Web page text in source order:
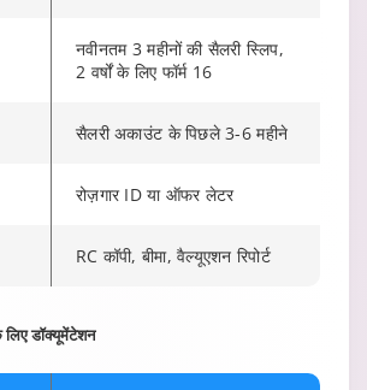
नवीनतम 3 महीनों की सैलरी स्लिप,
2 वर्षों के लिए फॉर्म 16
सैलरी अकाउंट के पिछले 3-6 महीने
रोज़गार ID या ऑफर लेटर
RC कॉपी, बीमा, वैल्यूएशन रिपोर्ट
लिए डॉक्यूमेंटेशन